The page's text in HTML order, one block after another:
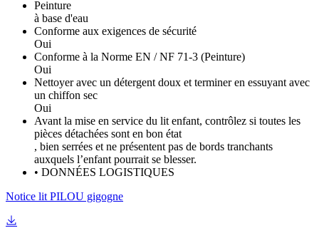
Peinture
à base d'eau
Conforme aux exigences de sécurité
Oui
Conforme à la Norme EN / NF 71-3 (Peinture)
Oui
Nettoyer avec un détergent doux et terminer en essuyant avec
un chiffon sec
Oui
Avant la mise en service du lit enfant, contrôlez si toutes les
pièces détachées sont en bon état
, bien serrées et ne présentent pas de bords tranchants
auxquels l’enfant pourrait se blesser.
• DONNÉES LOGISTIQUES
Notice lit PILOU gigogne